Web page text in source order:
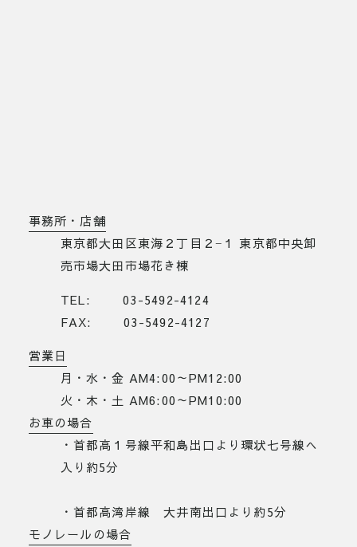
事務所・店舗
東京都大田区東海２丁目２−１ 東京都中央卸
売市場大田市場花き棟
TEL
03-5492-4124
FAX
03-5492-4127
営業日
月・水・金 AM4:00～PM12:00
火・木・土 AM6:00～PM10:00
お車の場合
・首都高１号線平和島出口より環状七号線へ
入り約5分
・首都高湾岸線 大井南出口より約5分
モノレールの場合